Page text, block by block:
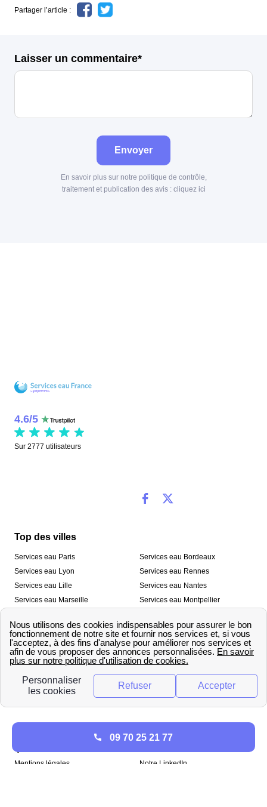
Partager l’article :
Laisser un commentaire*
Envoyer
En savoir plus sur notre politique de contrôle,
traitement et publication des avis : cliquez ici
4.6/5
Sur 2777 utilisateurs
Top des villes
Services eau Paris
Services eau Lyon
Services eau Lille
Services eau Marseille
Services eau Toulon
Services eau Bordeaux
Services eau Rennes
Services eau Nantes
Services eau Montpellier
Services eau Strasbourg
Nos outils
🛁 Simulateur consommation eau
💧 Comparer les fournisseurs
d’eau
Qui sommes-nous ?
Mentions légales
Notre LinkedIn
09 70 25 21 77